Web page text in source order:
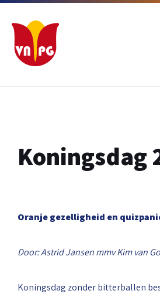
Ga
inhoud
Ga
hoofdnavigatie
Ga
footer
Koningsdag
Oranje gezelligheid en
Door: Astrid Jansen mmv Kim van
Koningsdag zonder bitterballen